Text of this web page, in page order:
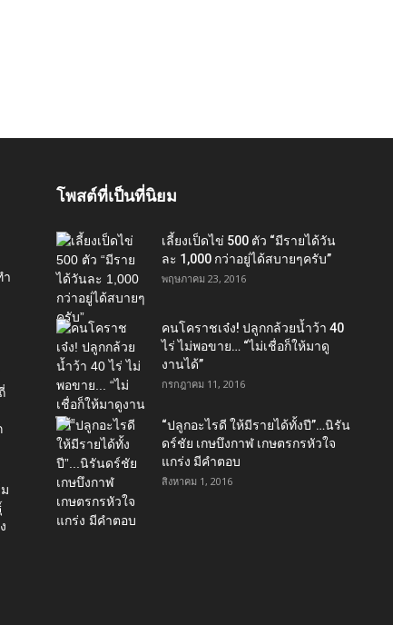
ำ
โพสต์ที่เป็นที่นิยม
เลี้ยงเป็ดไข่ 500 ตัว “มีรายได้วัน
ละ 1,000 กว่าอยู่ได้สบายๆครับ”
พฤษภาคม 23, 2016
คนโคราชเจ๋ง! ปลูกกล้วยน้ำว้า 40
ไร่ ไม่พอขาย… “ไม่เชื่อก็ให้มาดู
งานได้”‬
กรกฎาคม 11, 2016
“ปลูกอะไรดี ให้มีรายได้ทั้งปี”…นิรัน
ดร์ชัย เกษบึงกาฬ เกษตรกรหัวใจ
แกร่ง มีคำตอบ
สิงหาคม 1, 2016